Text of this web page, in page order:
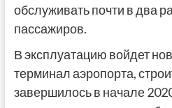
обслуживать почти в два
пассажиров.
В эксплуатацию войдет
терминал аэропорта,
завершилось в начале